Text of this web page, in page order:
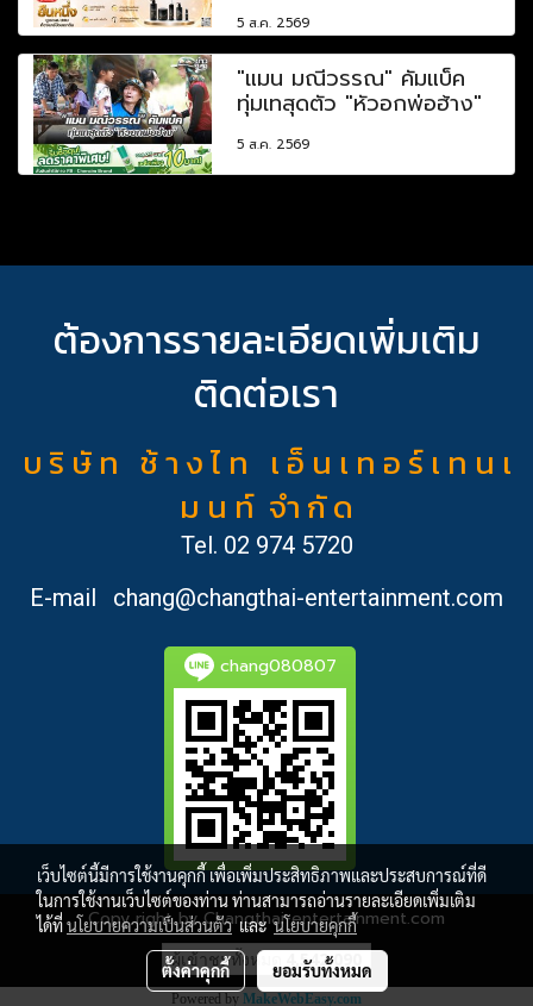
5 ส.ค. 2569
"แมน มณีวรรณ" คัมแบ็ค
ทุ่มเทสุดตัว "หัวอกพ่อฮ้าง"
5 ส.ค. 2569
ต้องการรายละเอียดเพิ่มเติม
ติดต่อเรา
บ ริ ษั ท ช้ า ง ไ ท เ อ็ น เ ท อ ร์ เ ท น เ
ม น ท์ จำ กั ด
Tel. 02 974 5720
E-mail
chang@changthai-entertainment.com
chang080807
Copy right by Changthai-entertainment.com
ผู้เข้าชมวันนี้ 2,355
Powered by MakeWebEasy.com
เว็บไซต์นี้มีการใช้งานคุกกี้ เพื่อเพิ่มประสิทธิภาพและประสบการณ์ที่ดี
ในการใช้งานเว็บไซต์ของท่าน ท่านสามารถอ่านรายละเอียดเพิ่มเติม
ได้ที่นโยบายความเป็นส่วนตัวและนโยบายคุกกี้
ตั้งค่าคุกกี้ ยอมรับทั้งหมด